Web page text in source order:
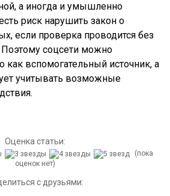
а иногда и умышленно
риск нарушить закон о
если проверка проводится без
Поэтому соцсети можно
как вспомогательный источник, а
учитывать возможные
Оценка статьи:
(пока
оценок нет)
с друзьями: